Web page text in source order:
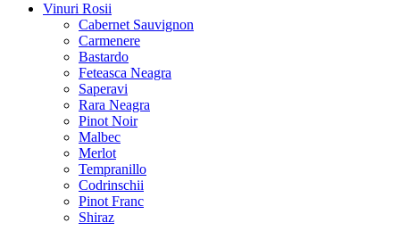
Vinuri Rosii
Cabernet Sauvignon
Carmenere
Bastardo
Feteasca Neagra
Saperavi
Rara Neagra
Pinot Noir
Malbec
Merlot
Tempranillo
Codrinschii
Pinot Franc
Shiraz